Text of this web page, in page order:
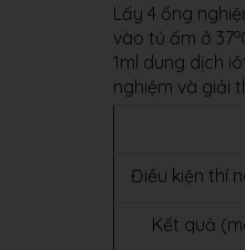
Lấy 4 ống
vào tủ ấm ở 37o
1ml dung dịch
nghiệm và giải
Điều kiện thí
Kết quả